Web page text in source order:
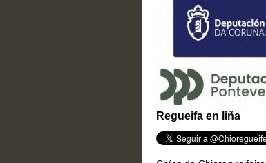
Regueifa en liña